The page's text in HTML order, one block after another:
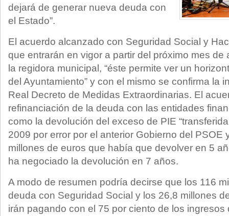
dejará de generar nueva deuda con
el Estado”.
El acuerdo alcanzado con Seguridad Social y
que entrarán en vigor a partir del próximo mes de
la regidora municipal, “éste permite ver un
del Ayuntamiento” y con el mismo se confirma la
Real Decreto de Medidas Extraordinarias. El
refinanciación de la deuda con las entidades
como la devolución del exceso de PIE
2009 por error por el anterior Gobierno del PSOE
millones de euros que había que devolver en 5
ha negociado la devolución en 7 años.
A modo de resumen podría decirse que los 116
deuda con Seguridad Social y los 26,8 millones
irán pagando con el 75 por ciento de los ingresos